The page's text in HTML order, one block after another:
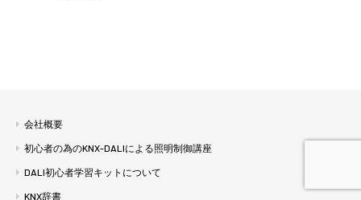
会社概要
初心者の為のKNX-DALIによる照明制御講座
DALI初心者学習キットについて
KNX辞書